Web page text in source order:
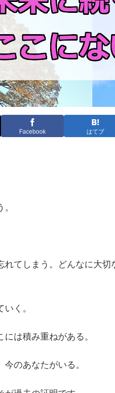
Facebook はてブ
れてしまう。どんなに大
く。
は積み重ねがある。
のあなたがいる。